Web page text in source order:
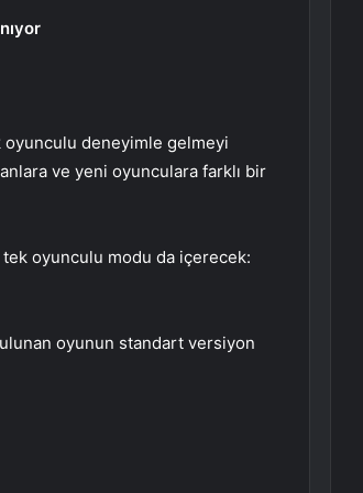
deneyimle gelmeyi
ve yeni oyunculara farklı bir
oyunculu modu da içerecek:
oyunun standart versiyon